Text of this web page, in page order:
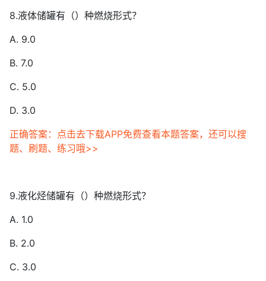
8.液体储罐有（）种燃烧形式？
A. 9.0
B. 7.0
C. 5.0
D. 3.0
正确答案：点击去下载APP免费查看本题答案，还可以搜
题、刷题、练习哦>>
9.液化烃储罐有（）种燃烧形式？
A. 1.0
B. 2.0
C. 3.0